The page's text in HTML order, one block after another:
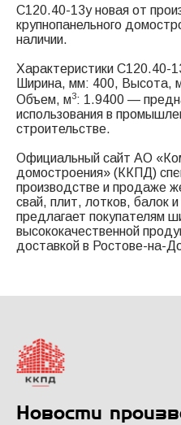
С120.40-13у новая от
крупнопанельного
наличии.
Характеристики С120.40-
Ширина, мм: 400, Высота,
Объем, м3: 1.9400 —
использования в
строительстве.
Официальный сайт АО
домостроения» (ККПД)
производстве и продаже
свай, плит, лотков, балок
предлагает покупателям
высококачественной
доставкой в Ростове-на-
Новости